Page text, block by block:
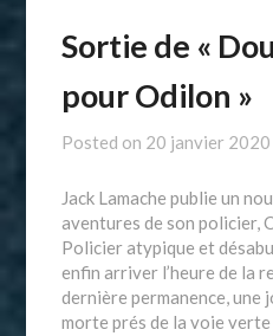
Sortie de «
pour Odilon »
Posted on 20 janvier 2020
Jack Lamache publie un
aventures de son policier,
Policier atypique et
enfin arriver l’heure de la
dernière permanence,
morte prés de la voie verte